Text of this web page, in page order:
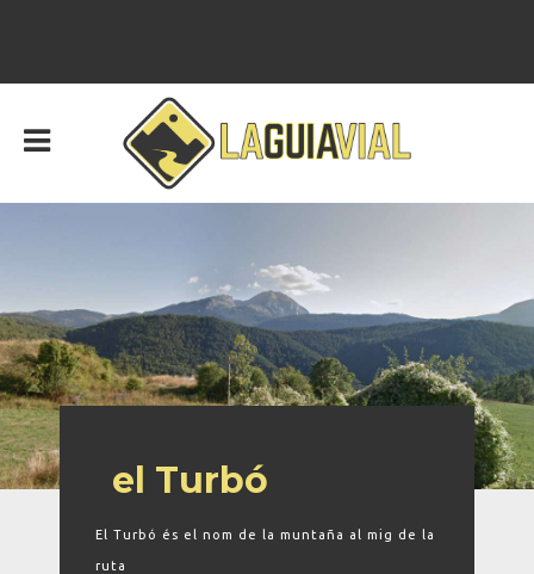
el Turbó
El Turbó és el nom de la muntaña al mig de la
ruta